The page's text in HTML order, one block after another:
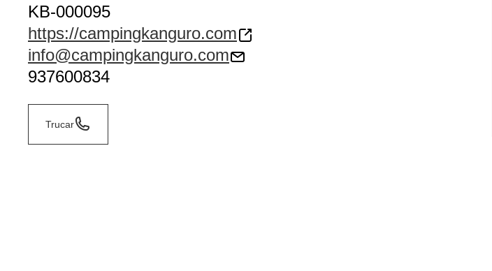
KB-000095
https://campingkanguro.com
info@campingkanguro.com
937600834
Trucar